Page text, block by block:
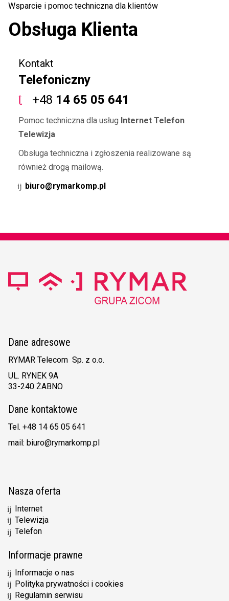
Wsparcie i pomoc techniczna dla klientów
Obsługa Klienta
Kontakt
Telefoniczny
+48 14 65 05 641
Pomoc techniczna dla usług Internet Telefon
Telewizja
Obsługa techniczna i zgłoszenia realizowane są
również drogą mailową.
biuro@rymarkomp.pl
Dane adresowe
RYMAR Telecom Sp. z o.o.
UL. RYNEK 9A
33-240 ŻABNO
Dane kontaktowe
Tel. +48 14 65 05 641
mail: biuro@rymarkomp.pl
Nasza oferta
Internet
Telewizja
Telefon
Informacje prawne
Informacje o nas
Polityka prywatności i cookies
Regulamin serwisu